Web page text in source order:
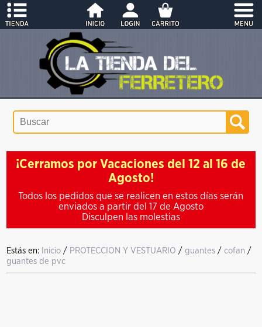
¡Cerramos por Vacaciones del 12 al 16 de
Agosto!
Todos los pedidos que se realicen en estos días serán
enviados a partir del 17 de Agosto
Disculpen las molestias
Estás en: Inicio / PROTECCION Y VESTUARIO / guantes /cofan /
guantes de pvc